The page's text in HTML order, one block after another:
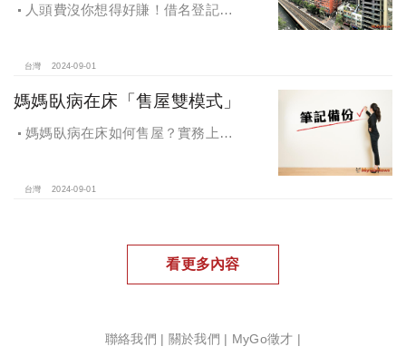
人頭費沒你想得好賺！借名登記風
台灣 2024-09-01
媽媽臥病在床「售屋雙模式」
媽媽臥病在床如何售屋？實務上可
台灣 2024-09-01
看更多內容
聯絡我們 | 關於我們 | MyGo徵才 |